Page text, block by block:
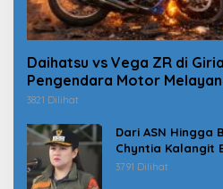
Daihatsu vs Vega ZR di
Pengendara Motor
3821 Dilihat
Dari ASN Hingga
Chyntia Kalangit
Erupsi Gunung
3791 Dilihat